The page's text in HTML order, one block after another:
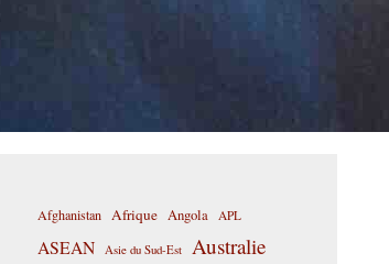
Afghanistan Afrique Angola APL
ASEAN Asie du Sud-Est Australie